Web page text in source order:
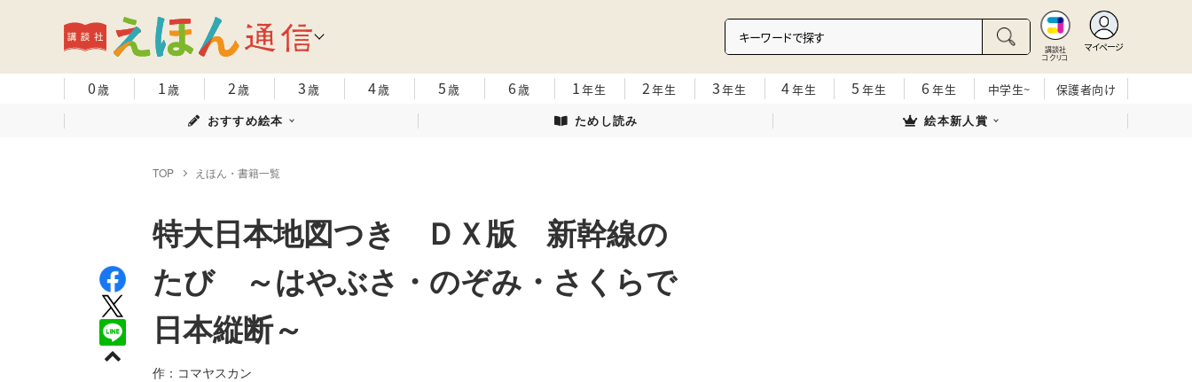
講談社
コクリコ
マイページ
0歳 1歳 2歳 3歳 4歳 5歳 6歳 1年生 2年生 3年生 4年生 5 年生 6 年生 中学生~
保護者向け
おすすめ絵本
ためし読み 絵本新人賞
TOP えほん・書籍一覧
特大日本地図つき ＤＸ版 新幹線の
たび ～はやぶさ・のぞみ・さくらで
日本縦断～
作：コマヤスカン